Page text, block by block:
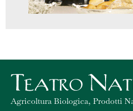
Agricoltura Biologica, Prodotti